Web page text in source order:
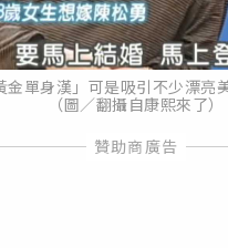
金單身漢」可是吸引不少漂亮
（圖／翻攝自康熙來了）